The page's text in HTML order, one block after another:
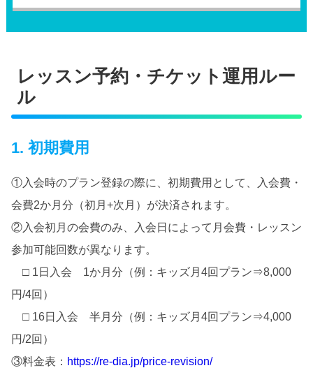
レッスン予約・チケット運用ルー
ル
1. 初期費用
①入会時のプラン登録の際に、初期費用として、入会費・
会費2か月分（初月+次月）が決済されます。
②入会初月の会費のみ、入会日によって月会費・レッスン
参加可能回数が異なります。
□ 1日入会 1か月分（例：キッズ月4回プラン⇒8,000
円/4回）
□ 16日入会 半月分（例：キッズ月4回プラン⇒4,000
円/2回）
③料金表： https://re-dia.jp/price-revision/